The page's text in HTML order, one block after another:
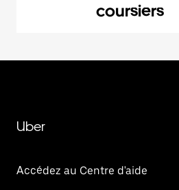
coursiers
Uber
Accédez au Centre d'aide